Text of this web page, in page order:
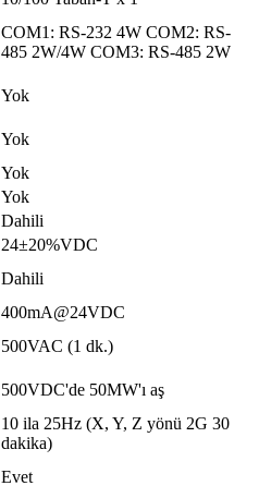
COM1: RS-232 4W COM2: RS-
485 2W/4W COM3: RS-485 2W
Yok
Yok
Yok
Yok
Dahili
24±20%VDC
Dahili
400mA@24VDC
500VAC (1 dk.)
500VDC'de 50MW'ı aş
10 ila 25Hz (X, Y, Z yönü 2G 30
dakika)
Evet